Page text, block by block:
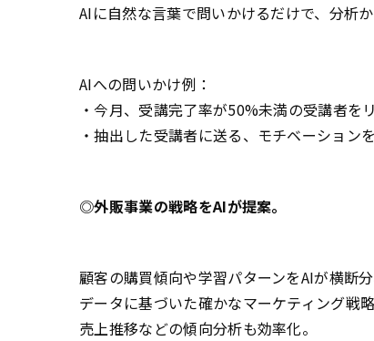
AIに自然な言葉で問いかけるだけで、分析
AIへの問いかけ例：
・今月、受講完了率が50%未満の受講者を
・抽出した受講者に送る、モチベーション
◎外販事業の戦略をAIが提案。
顧客の購買傾向や学習パターンをAIが横断分
データに基づいた確かなマーケティング戦略
売上推移などの傾向分析も効率化。